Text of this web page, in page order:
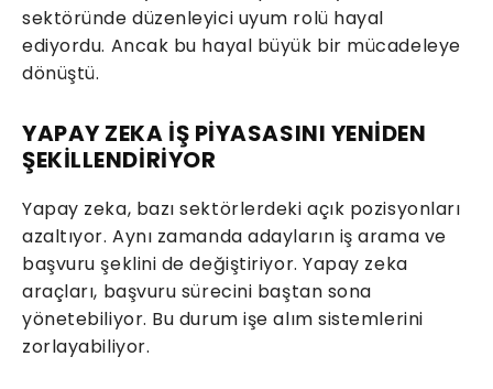
sektöründe düzenleyici uyum rolü hayal
ediyordu. Ancak bu hayal büyük bir mücadeleye
dönüştü.
YAPAY ZEKA İŞ PİYASASINI YENİDEN
ŞEKİLLENDİRİYOR
Yapay zeka, bazı sektörlerdeki açık pozisyonları
azaltıyor. Aynı zamanda adayların iş arama ve
başvuru şeklini de değiştiriyor. Yapay zeka
araçları, başvuru sürecini baştan sona
yönetebiliyor. Bu durum işe alım sistemlerini
zorlayabiliyor.